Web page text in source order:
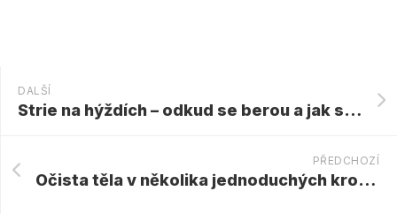
DALŠÍ
Strie na hýždích – odkud se berou a jak se jich zbavit?
PŘEDCHOZÍ
Očista těla v několika jednoduchých krocích